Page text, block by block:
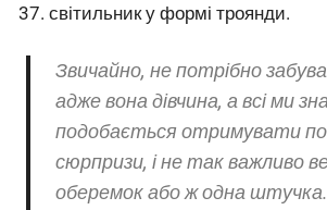
світильник у формі троянди.
Звичайно, не потрібно
адже вона дівчина, а всі ми
подобається отримувати
сюрпризи, і не так важливо
оберемок або ж одна